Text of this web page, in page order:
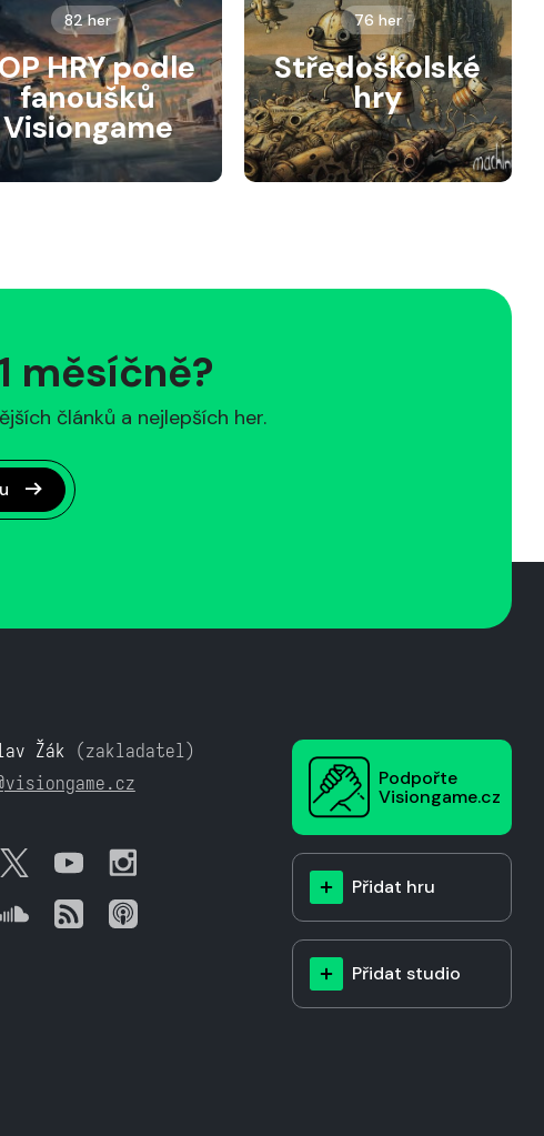
82 her
HRY podle
fanoušků
Visiongame
76 her
Středoškolské
hry
měsíčně?
článků a nejlepších her.
Žák (zakladatel)
Podpořte
Visiongame.cz
Přidat hru
Přidat studio